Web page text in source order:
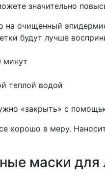
значительно
на очищенный
будут лучше
минут
теплой водой
«закрыть» с
хорошо в меру.
маски для